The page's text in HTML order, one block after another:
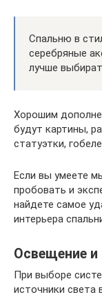
Спальню в
серебряные
лучше
Хорошим
будут картины,
статуэтки,
Если вы умеете
пробовать и
найдете самое
интерьера
Освещение и
При выборе
источники света